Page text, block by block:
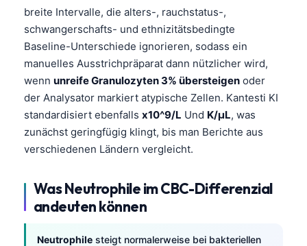
breite Intervalle, die alters-, rauchstatus-,
schwangerschafts- und ethnizitätsbedingte
Baseline-Unterschiede ignorieren, sodass ein
manuelles Ausstrichpräparat dann nützlicher wird,
wenn unreife Granulozyten 3% übersteigen oder
der Analysator markiert atypische Zellen. Kantesti KI
standardisiert ebenfalls x10^9/L Und K/µL, was
zunächst geringfügig klingt, bis man Berichte aus
verschiedenen Ländern vergleicht.
Was Neutrophile im CBC-Differenzial
andeuten können
Neutrophile steigt normalerweise bei bakteriellen